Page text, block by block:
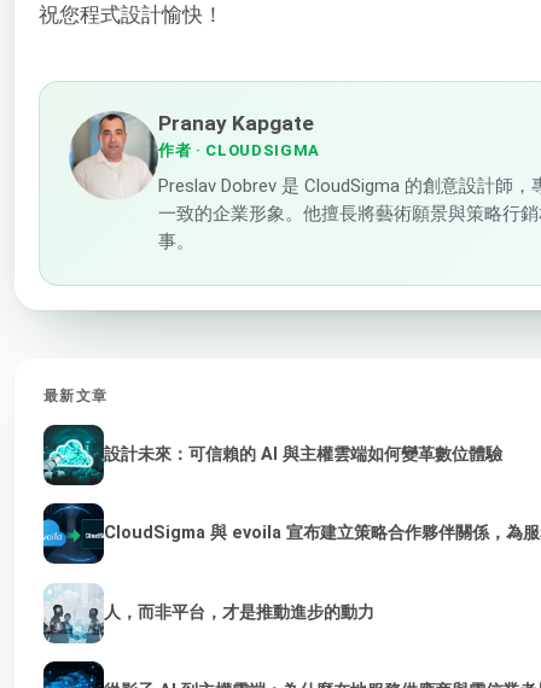
祝您程式設計愉快！
Pranay Kapgate
作者 · CLOUDSIGMA
Preslav Dobrev 是 CloudSigma 的創意設計師
一致的企業形象。他擅長將藝術願景與策略行
事。
最新文章
設計未來：可信賴的 AI 與主權雲端如何變革數位體驗
CloudSigma 與 evoila 宣布建立策略合作夥伴關係，為
人，而非平台，才是推動進步的動力